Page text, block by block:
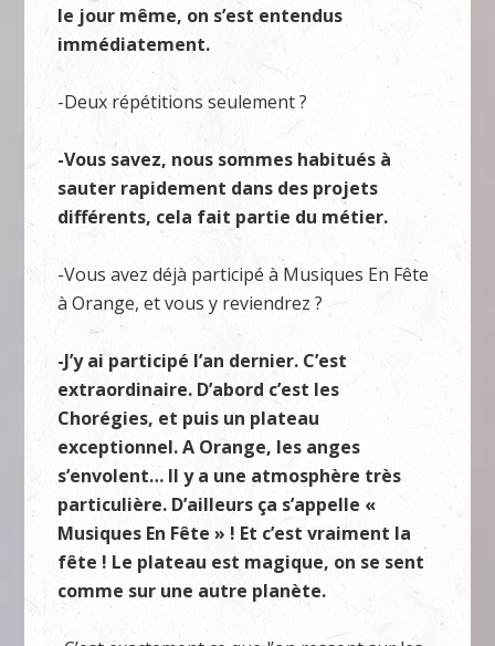
le jour même, on s’est entendus
immédiatement.
-Deux répétitions seulement ?
-Vous savez, nous sommes habitués à
sauter rapidement dans des projets
différents, cela fait partie du métier.
-Vous avez déjà participé à Musiques En Fête
à Orange, et vous y reviendrez ?
-J’y ai participé l’an dernier. C’est
extraordinaire. D’abord c’est les
Chorégies, et puis un plateau
exceptionnel. A Orange, les anges
s’envolent… Il y a une atmosphère très
particulière. D’ailleurs ça s’appelle «
Musiques En Fête » ! Et c’est vraiment la
fête ! Le plateau est magique, on se sent
comme sur une autre planète.